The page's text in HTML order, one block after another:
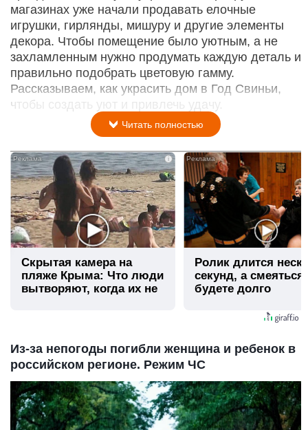
магазинах уже начали продавать елочные
игрушки, гирлянды, мишуру и другие элементы
декора. Чтобы помещение было уютным, а не
захламленным нужно продумать каждую деталь и
правильно подобрать цветовую гамму.
Рассказываем, как украсить дом в Год Свиньи,
чтобы создать уют и привлечь удачу.
Читать полностью
i
Скрытая камера на
пляже Крыма: Что люди
вытворяют, когда их не
Ролик длится
секунд, а
будете долго
Из-за непогоды погибли женщина и ребенок в
российском регионе. Режим ЧС